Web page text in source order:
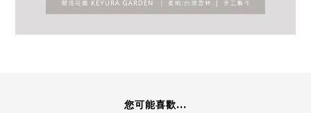
您可能喜歡...